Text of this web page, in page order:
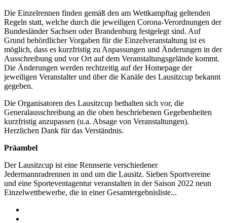
Die Einzelrennen finden gemäß den am Wettkampftag geltenden
Regeln statt, welche durch die jeweiligen Corona-Verordnungen der
Bundesländer Sachsen oder Brandenburg festgelegt sind. Auf
Grund behördlicher Vorgaben für die Einzelveranstaltung ist es
möglich, dass es kurzfristig zu Anpassungen und Änderungen in der
Ausschreibung und vor Ort auf dem Veranstaltungsgelände kommt.
Die Änderungen werden rechtzeitig auf der Homepage der
jeweiligen Veranstalter und über die Kanäle des Lausitzcup bekannt
gegeben.
Die Organisatoren des Lausitzcup bethalten sich vor, die
Generalausschreibung an die oben beschriebenen Gegebenheiten
kurzfristig anzupassen (u.a. Absage von Veranstaltungen).
Herzlichen Dank für das Verständnis.
Präambel
Der Lausitzcup ist eine Rennserie verschiedener
Jedermannradrennen in und um die Lausitz. Sieben Sportvereine
und eine Sporteventagentur veranstalten in der Saison 2022 neun
Einzelwettbewerbe, die in einer Gesamtergebnisliste...